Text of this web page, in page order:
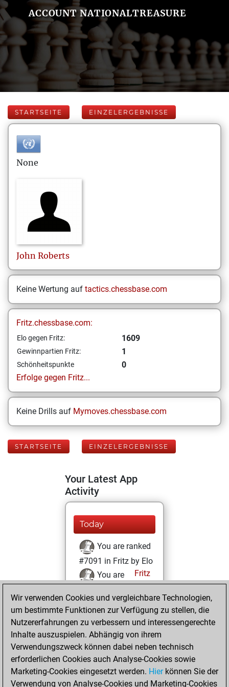
ACCOUNT NATIONALTREASURE
STARTSEITE EINZELERGEBNISSE
None
John Roberts
Keine Wertung auf tactics.chessbase.com
Fritz.chessbase.com:
Elo gegen Fritz: 1609
Gewinnpartien Fritz: 1
Schönheitspunkte
0
Erfolge gegen Fritz...
Keine Drills auf Mymoves.chessbase.com
STARTSEITE EINZELERGEBNISSE
Your Latest App
Activity
Today
You are ranked
#7091 in Fritz by Elo
Fritz
You are
Fritz Beauty
Dienstag,
Dezember 8, 2020
You won
against Fritz
Fritz
Wir verwenden Cookies und vergleichbare Technologien,
um bestimmte Funktionen zur Verfügung zu stellen, die
Nutzererfahrungen zu verbessern und interessengerechte
Inhalte auszuspielen. Abhängig von ihrem
Verwendungszweck können dabei neben technisch
erforderlichen Cookies auch Analyse-Cookies sowie
Marketing-Cookies eingesetzt werden. Hierkönnen Sie der
Verwendung von Analyse-Cookies und Marketing-Cookies